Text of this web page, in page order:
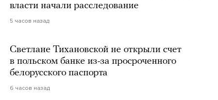
власти начали расследование
5 часов назад
Светлане Тихановской не открыли счет
в польском банке из-за просроченного
белорусского паспорта
6 часов назад